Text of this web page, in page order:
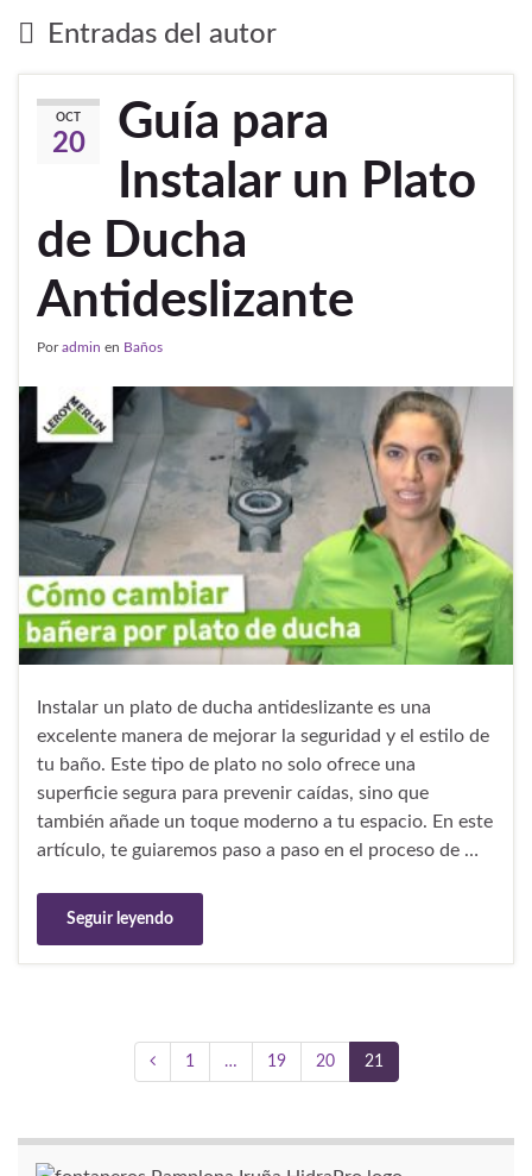
Entradas del autor
OCT
20
Guía para
Instalar un Plato
de Ducha
Antideslizante
Poradmin en Baños
Instalar un plato de ducha antideslizante es una
excelente manera de mejorar la seguridad y el estilo de
tu baño. Este tipo de plato no solo ofrece una
superficie segura para prevenir caídas, sino que
también añade un toque moderno a tu espacio. En este
artículo, te guiaremos paso a paso en el proceso de …
Seguir leyendo
1 … 19 20 21